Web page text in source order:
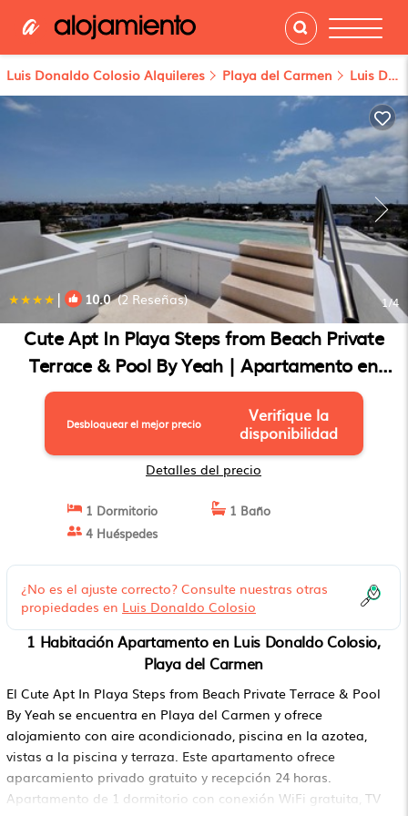
Luis Donaldo Colosio Alquileres Playa del Carmen Luis Donaldo Colosio
| 10.0(2 Reseñas) 1/4
Cute Apt In Playa Steps from Beach Private
Terrace & Pool By Yeah | Apartamento en
Playa del Carmen
Desbloquear el mejor precio
Verifique la
disponibilidad
Detalles del precio
1 Dormitorio
1 Baño
4 Huéspedes
¿No es el ajuste correcto? Consulte nuestras otras
propiedades en Luis Donaldo Colosio
1 Habitación Apartamento en Luis Donaldo Colosio,
Playa del Carmen
El Cute Apt In Playa Steps from Beach Private Terrace & Pool
By Yeah se encuentra en Playa del Carmen y ofrece
alojamiento con aire acondicionado, piscina en la azotea,
vistas a la piscina y terraza. Este apartamento ofrece
aparcamiento privado gratuito y recepción 24 horas.
Apartamento de 1 dormitorio con conexión WiFi gratuita, TV